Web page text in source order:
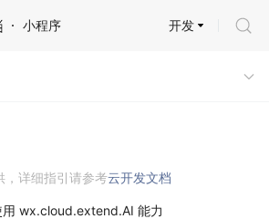
小程序 开发
，详细指引请参考云开发文档
用 wx.cloud.extend.AI 能力